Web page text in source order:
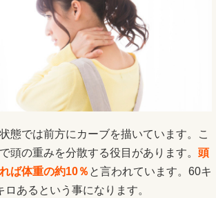
態では前方にカーブを描いています。こ
頭の重みを分散する役目があります。 頭
ば体重の約10％ と言われています。60キ
ロあるという事になります。